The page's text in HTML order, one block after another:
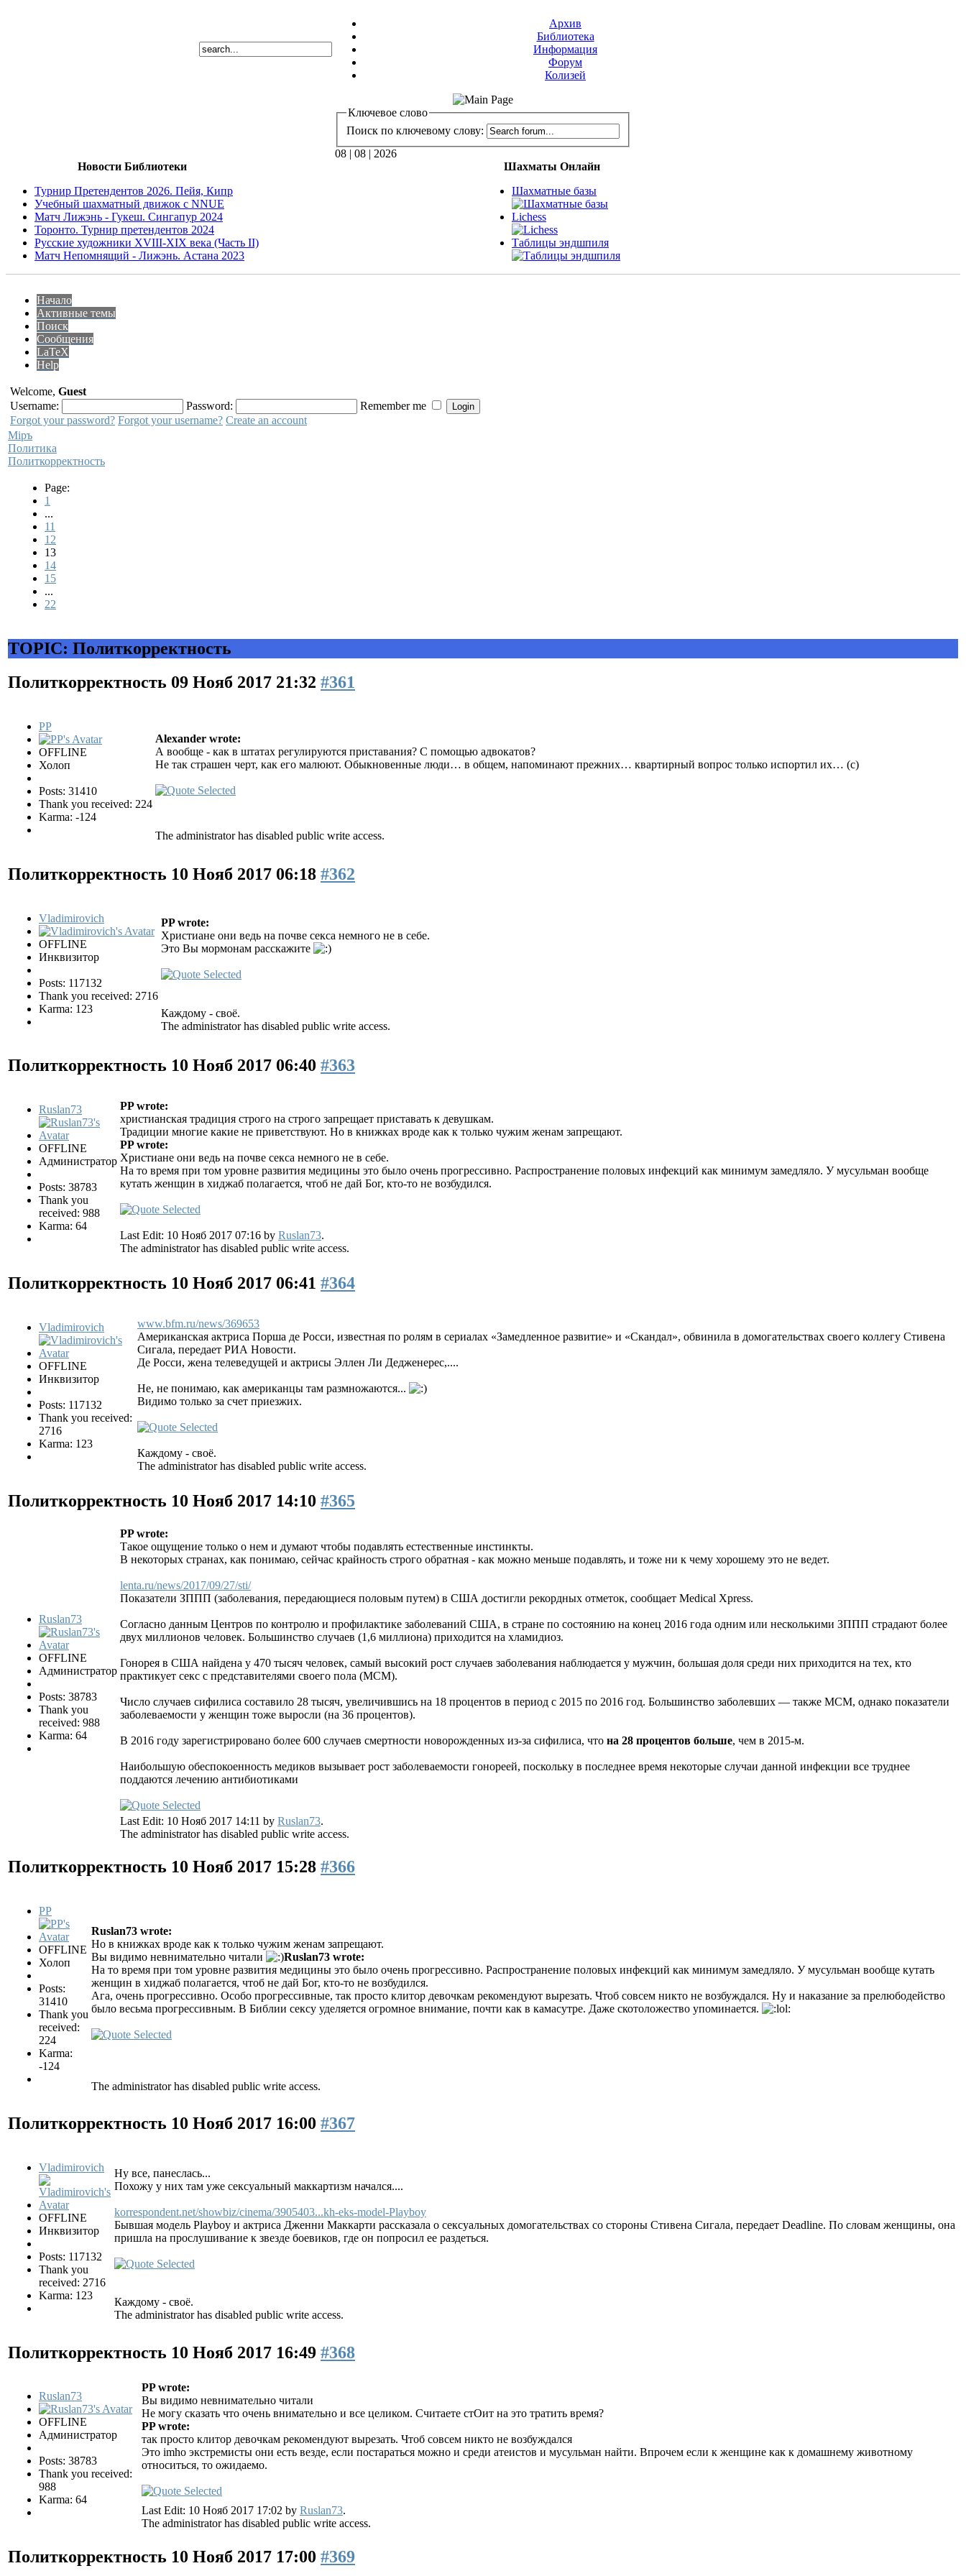
Архив
Библиотека
Информация
Форум
Колизей
Ключевое слово
Поиск по ключевому слову:
08 | 08 | 2026
Новости Библиотеки
Турнир Претендентов 2026. Пейя, Кипр
Учебный шахматный движок с NNUE
Матч Лижэнь - Гукеш. Сингапур 2024
Торонто. Турнир претендентов 2024
Русские художники XVIII-XIX века (Часть II)
Матч Непомнящий - Лижэнь. Астана 2023
Шахматы Онлайн
Шахматные базы
Lichess
Таблицы эндшпиля
Начало
Активные темы
Поиск
Сообщения
LaTeX
Help
Welcome, Guest
Username:
Password:
Remember me
Forgot your password? Forgot your username? Create an account
Мiръ
Политика
Политкорректность
Page:
1
...
11
12
13
14
15
...
22
TOPIC: Политкорректность
Политкорректность 09 Нояб 2017 21:32 #361
PP
OFFLINE
Холоп
Posts: 31410
Thank you received: 224
Karma: -124
Alexander wrote:
А вообще - как в штатах регулируются приставания? С помощью адвокатов?
Не так страшен черт, как его малюют. Обыкновенные люди… в общем, напоминают прежних… квартирный вопрос только испортил их… (с)
The administrator has disabled public write access.
Политкорректность 10 Нояб 2017 06:18 #362
Vladimirovich
OFFLINE
Инквизитор
Posts: 117132
Thank you received: 2716
Karma: 123
PP wrote:
Христиане они ведь на почве секса немного не в себе.
Это Вы мормонам расскажите
Каждому - своё.
The administrator has disabled public write access.
Политкорректность 10 Нояб 2017 06:40 #363
Ruslan73
OFFLINE
Администратор
Posts: 38783
Thank you
received: 988
Karma: 64
PP wrote:
христианская традиция строго на строго запрещает приставать к девушкам.
Традиции многие какие не приветствуют. Но в книжках вроде как к только чужим женам запрещают.
PP wrote:
Христиане они ведь на почве секса немного не в себе.
На то время при том уровне развития медицины это было очень прогрессивно. Распространение половых инфекций как минимум замедляло. У мусульман вообще
кутать женщин в хиджаб полагается, чтоб не дай Бог, кто-то не возбудился.
Last Edit: 10 Нояб 2017 07:16 by Ruslan73.
The administrator has disabled public write access.
Политкорректность 10 Нояб 2017 06:41 #364
Vladimirovich
OFFLINE
Инквизитор
Posts: 117132
Thank you received:
2716
Karma: 123
www.bfm.ru/news/369653
Американская актриса Порша де Росси, известная по ролям в сериалах «Замедленное развитие» и «Скандал», обвинила в домогательствах своего коллегу Стивена
Сигала, передает РИА Новости.
Де Росси, жена телеведущей и актрисы Эллен Ли Дедженерес,....
Не, не понимаю, как американцы там размножаются...
Видимо только за счет приезжих.
Каждому - своё.
The administrator has disabled public write access.
Политкорректность 10 Нояб 2017 14:10 #365
Ruslan73
OFFLINE
Администратор
Posts: 38783
Thank you
received: 988
Karma: 64
PP wrote:
Такое ощущение только о нем и думают чтобы подавлять естественные инстинкты.
В некоторых странах, как понимаю, сейчас крайность строго обратная - как можно меньше подавлять, и тоже ни к чему хорошему это не ведет.
lenta.ru/news/2017/09/27/sti/
Показатели ЗППП (заболевания, передающиеся половым путем) в США достигли рекордных отметок, сообщает Medical Xpress.
Согласно данным Центров по контролю и профилактике заболеваний США, в стране по состоянию на конец 2016 года одним или несколькими ЗППП страдают более
двух миллионов человек. Большинство случаев (1,6 миллиона) приходится на хламидиоз.
Гонорея в США найдена у 470 тысяч человек, самый высокий рост случаев заболевания наблюдается у мужчин, большая доля среди них приходится на тех, кто
практикует секс с представителями своего пола (МСМ).
Число случаев сифилиса составило 28 тысяч, увеличившись на 18 процентов в период с 2015 по 2016 год. Большинство заболевших — также МСМ, однако показатели
заболеваемости у женщин тоже выросли (на 36 процентов).
В 2016 году зарегистрировано более 600 случаев смертности новорожденных из-за сифилиса, что на 28 процентов больше, чем в 2015-м.
Наибольшую обеспокоенность медиков вызывает рост заболеваемости гонореей, поскольку в последнее время некоторые случаи данной инфекции все труднее
поддаются лечению антибиотиками
Last Edit: 10 Нояб 2017 14:11 by Ruslan73.
The administrator has disabled public write access.
Политкорректность 10 Нояб 2017 15:28 #366
PP
OFFLINE
Холоп
Posts:
31410
Thank you
received:
224
Karma:
-124
Ruslan73 wrote:
Но в книжках вроде как к только чужим женам запрещают.
Вы видимо невнимательно читали
Ruslan73 wrote:
На то время при том уровне развития медицины это было очень прогрессивно. Распространение половых инфекций как минимум замедляло. У мусульман вообще кутать
женщин в хиджаб полагается, чтоб не дай Бог, кто-то не возбудился.
Ага, очень прогрессивно. Особо прогрессивные, так просто клитор девочкам рекомендуют вырезать. Чтоб совсем никто не возбуждался. Ну и наказание за прелюбодейство
было весьма прогрессивным. В Библии сексу уделяется огромное внимание, почти как в камасутре. Даже скотоложество упоминается.
The administrator has disabled public write access.
Политкорректность 10 Нояб 2017 16:00 #367
Vladimirovich
OFFLINE
Инквизитор
Posts: 117132
Thank you
received: 2716
Karma: 123
Ну все, панеслась...
Похожу у них там уже сексуальный маккартизм начался....
korrespondent.net/showbiz/cinema/3905403...kh-eks-model-Playboy
Бывшая модель Playboy и актриса Дженни Маккарти рассказала о сексуальных домогательствах со стороны Стивена Сигала, передает Deadline. По словам женщины, она
пришла на прослушивание к звезде боевиков, где он попросил ее раздеться.
Каждому - своё.
The administrator has disabled public write access.
Политкорректность 10 Нояб 2017 16:49 #368
Ruslan73
OFFLINE
Администратор
Posts: 38783
Thank you received:
988
Karma: 64
PP wrote:
Вы видимо невнимательно читали
Не могу сказать что очень внимательно и все целиком. Считаете стОит на это тратить время?
PP wrote:
так просто клитор девочкам рекомендуют вырезать. Чтоб совсем никто не возбуждался
Это imho экстремисты они есть везде, если постараться можно и среди атеистов и мусульман найти. Впрочем если к женщине как к домашнему животному
относиться, то ожидаемо.
Last Edit: 10 Нояб 2017 17:02 by Ruslan73.
The administrator has disabled public write access.
Политкорректность 10 Нояб 2017 17:00 #369